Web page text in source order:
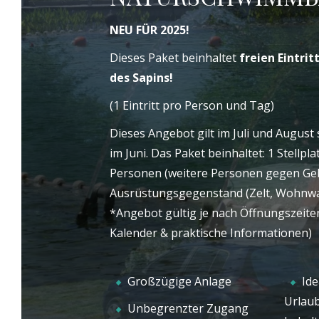
WILLKOMMEN
Stunde von Lyon entfernt. Mit dem größten
Naturschwimmbad Europas in der Nähe
können Sie eine außergewöhnliche
Naturkulisse genießen und gleichzeitig von
einer familiären und freundlichen
Atmosphäre profitieren.
NEU FÜR 2025!
Dieses Paket beinhaltet freien Eintritt
des Sapins!
(1 Eintritt pro Person und Tag)
Dieses Angebot gilt im Juli und
im Juni. Das Paket beinhaltet: 1
Personen (weitere Personen gegen
Ausrüstungsgegenstand (Zelt,
*Angebot gültig je nach
Kalender & praktische Informationen)
Großzügige Anlage
Unbegrenzter Zugang